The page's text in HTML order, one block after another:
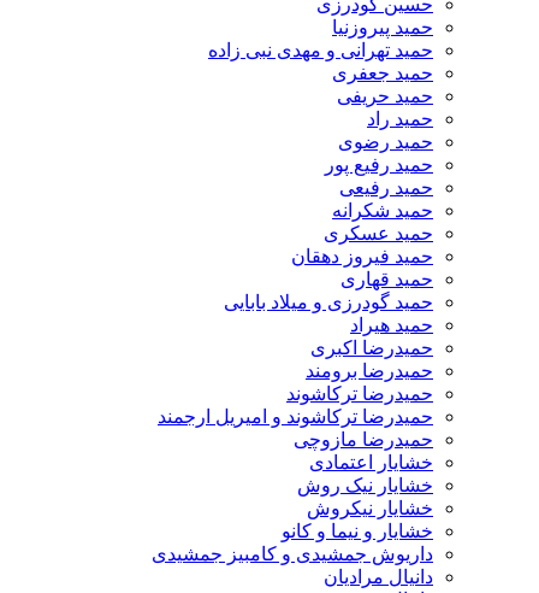
حسین گودرزی
حمید پیروزنیا
حمید تهرانی و مهدی نبی زاده
حمید جعفری
حمید حریفی
حمید راد
حمید رضوی
حمید رفیع پور
حمید رفیعی
حمید شکرانه
حمید عسکری
حمید فیروز دهقان
حمید قهاری
حمید گودرزی و میلاد بابایی
حمید هیراد
حمیدرضا اکبری
حمیدرضا برومند
حمیدرضا ترکاشوند
حمیدرضا ترکاشوند و امیریل ارجمند
حمیدرضا مازوچی
خشایار اعتمادی
خشایار نیک روش
خشایار نیکروش
خشایار و نیما و کانو
داریوش جمشیدی و کامبیز جمشیدی
دانیال مرادیان